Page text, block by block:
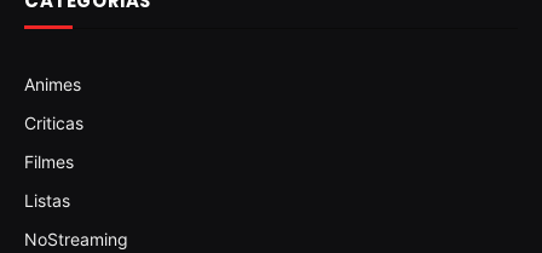
Animes
Criticas
Filmes
Listas
NoStreaming